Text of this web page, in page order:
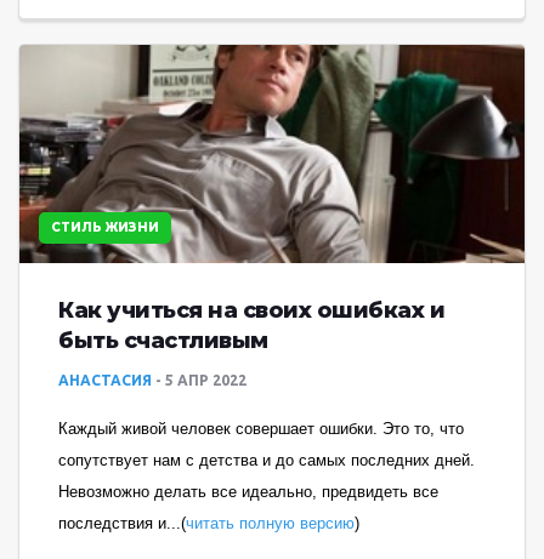
СТИЛЬ ЖИЗНИ
Как учиться на своих ошибках и
быть счастливым
АНАСТАСИЯ 5 АПР 2022
Каждый живой человек совершает ошибки. Это то, что
сопутствует нам с детства и до самых последних дней.
Невозможно делать все идеально, предвидеть все
последствия и...(читать полную версию)